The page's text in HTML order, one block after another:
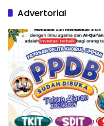
Advertorial